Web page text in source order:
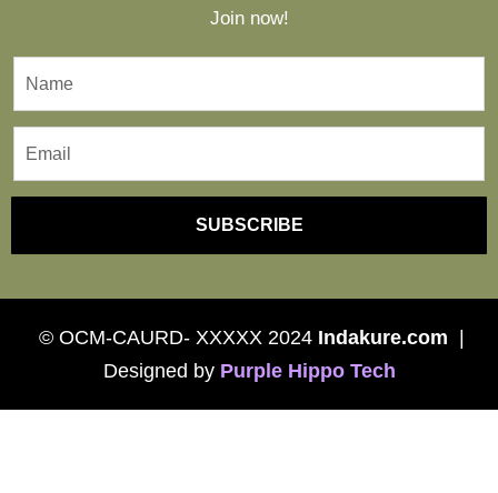
Join now!
SUBSCRIBE
© OCM-CAURD- XXXXX 2024 Indakure.com
Designed by Purple Hippo Tech